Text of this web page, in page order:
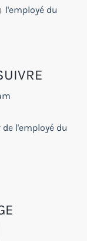
l'employé du
l'employé du